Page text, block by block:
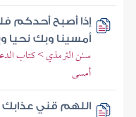
إذا أصبح أحدكم
أمسينا وبك نحيا
سنن الترمذي > كتاب
أمسى
اللهم قني